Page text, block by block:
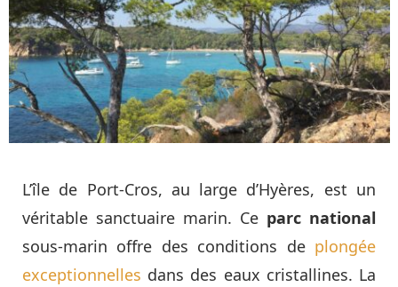
L’île de Port-Cros, au large d’Hyères, est un
véritable sanctuaire marin. Ce parc national
sous-marin offre des conditions de plongée
exceptionnelles dans des eaux cristallines. La